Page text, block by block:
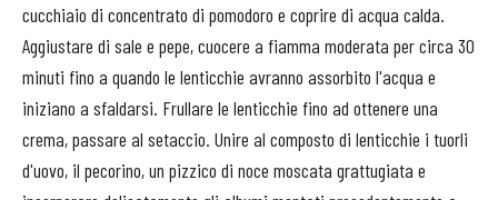
cucchiaio di concentrato di pomodoro e coprire di acqua calda.
Aggiustare di sale e pepe, cuocere a fiamma moderata per circa 30
minuti fino a quando le lenticchie avranno assorbito l'acqua e
iniziano a sfaldarsi. Frullare le lenticchie fino ad ottenere una
crema, passare al setaccio. Unire al composto di lenticchie i tuorli
d'uovo, il pecorino, un pizzico di noce moscata grattugiata e